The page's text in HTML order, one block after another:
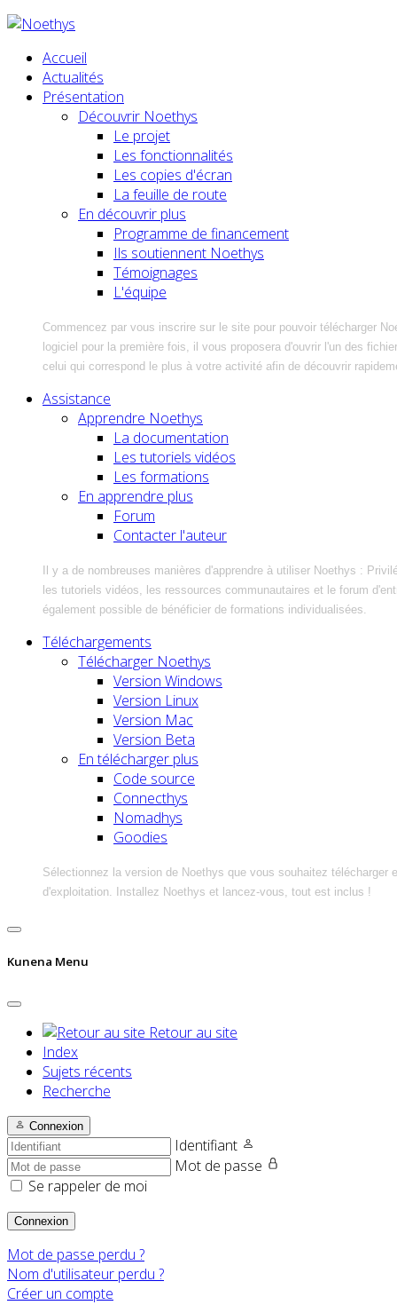
Accueil
Actualités
Présentation
Découvrir Noethys
Le projet
Les fonctionnalités
Les copies d'écran
La feuille de route
En découvrir plus
Programme de financement
Ils soutiennent Noethys
Témoignages
L'équipe
Commencez par vous inscrire sur le site pour pouvoir télécharger
logiciel pour la première fois, il vous proposera d'ouvrir l'un des
celui qui correspond le plus à votre activité afin de découvrir
Assistance
Apprendre Noethys
La documentation
Les tutoriels vidéos
Les formations
En apprendre plus
Forum
Contacter l'auteur
Il y a de nombreuses manières d'apprendre à utiliser Noethys :
les tutoriels vidéos, les ressources communautaires et le forum
également possible de bénéficier de formations individualisées.
Téléchargements
Télécharger Noethys
Version Windows
Version Linux
Version Mac
Version Beta
En télécharger plus
Code source
Connecthys
Nomadhys
Goodies
Sélectionnez la version de Noethys que vous souhaitez télécharger
d'exploitation. Installez Noethys et lancez-vous, tout est inclus !
Kunena Menu
Retour au site
Index
Sujets récents
Recherche
Connexion
Identifiant
Mot de passe
Se rappeler de moi
Connexion
Mot de passe perdu ?
Nom d'utilisateur perdu ?
Créer un compte